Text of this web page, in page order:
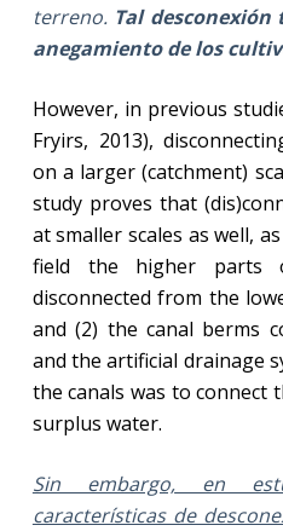
terreno. Tal
anegamiento de los
However, in previous
Fryirs, 2013),
on a larger (catchment)
study proves that
at smaller scales as well,
field the higher parts
disconnected from the
and (2) the canal berms
and the artificial drainage
the canals was to connect
surplus water.
Sin embargo,en
características de